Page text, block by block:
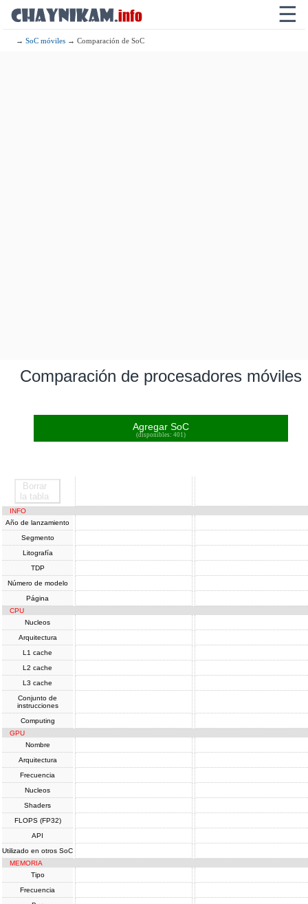
☰
→SoC móviles → Comparación de SoC
Comparación de procesadores móviles
Agregar SoC
(disponibles: 401)
Borrar
la tabla
INFO
Año de lanzamiento
Segmento
Litografía
TDP
Número de modelo
Página
CPU
Nucleos
Arquitectura
L1 cache
L2 cache
L3 cache
Conjunto de
instrucciones
Computing
GPU
Nombre
Arquitectura
Frecuencia
Nucleos
Shaders
FLOPS (FP32)
API
Utilizado en otros SoC
MEMORIA
Tipo
Frecuencia